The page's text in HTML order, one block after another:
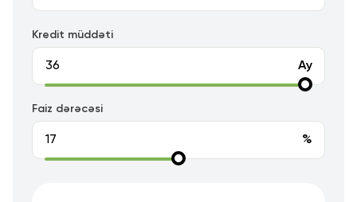
Kredit müddəti
Ay
Faiz dərəcəsi
%